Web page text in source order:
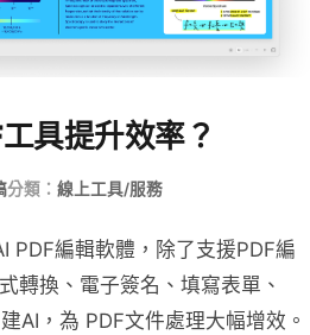
具提升效率？
分類： 線上工具/服務
PDF編輯軟體，除了支援PDF編
轉換、電子簽名、填寫表單、
AI，為 PDF文件處理大幅增效。